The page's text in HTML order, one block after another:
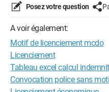
Posez votre question
A voir également:
Motif de licenciement mcdo
Licenciement
Tableau excel calcul
Convocation police sans